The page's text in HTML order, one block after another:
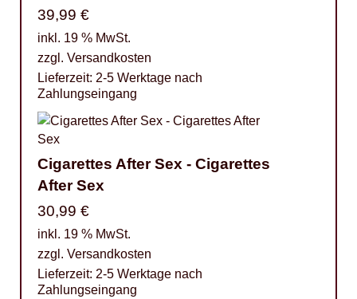
39,99 €
inkl. 19 % MwSt.
zzgl. Versandkosten
Lieferzeit: 2-5 Werktage nach
Zahlungseingang
Cigarettes After Sex - Cigarettes
After Sex
30,99 €
inkl. 19 % MwSt.
zzgl. Versandkosten
Lieferzeit: 2-5 Werktage nach
Zahlungseingang